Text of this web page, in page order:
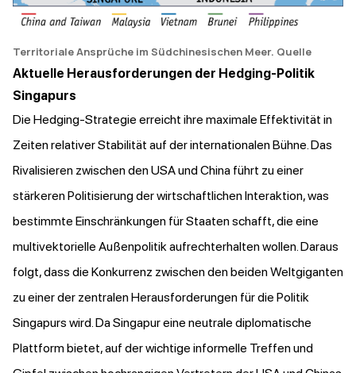
Territoriale Ansprüche im Südchinesischen Meer. Quelle
Aktuelle Herausforderungen der Hedging-Politik
Singapurs
Die Hedging-Strategie erreicht ihre maximale Effektivität in
Zeiten relativer Stabilität auf der internationalen Bühne. Das
Rivalisieren zwischen den USA und China führt zu einer
stärkeren Politisierung der wirtschaftlichen Interaktion, was
bestimmte Einschränkungen für Staaten schafft, die eine
multivektorielle Außenpolitik aufrechterhalten wollen. Daraus
folgt, dass die Konkurrenz zwischen den beiden Weltgiganten
zu einer der zentralen Herausforderungen für die Politik
Singapurs wird. Da Singapur eine neutrale diplomatische
Plattform bietet, auf der wichtige informelle Treffen und